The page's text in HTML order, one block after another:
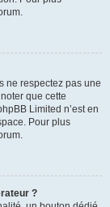
ne respectez pas une
que cette
Limited n’est en
Pour plus
?